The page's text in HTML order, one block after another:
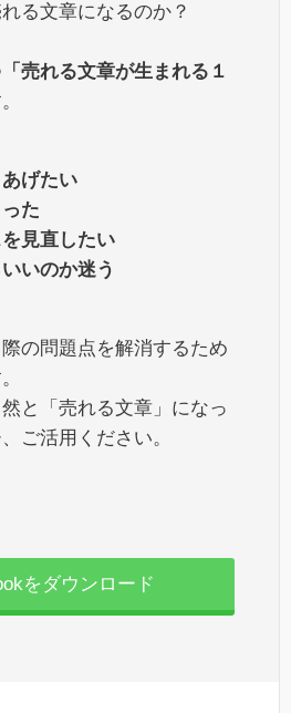
る文章になるのか？
「売れる文章が生まれる１
げたい
た
見直したい
いのか迷う
の問題点を解消するため
と「売れる文章」になっ
ご活用ください。
をダウンロード